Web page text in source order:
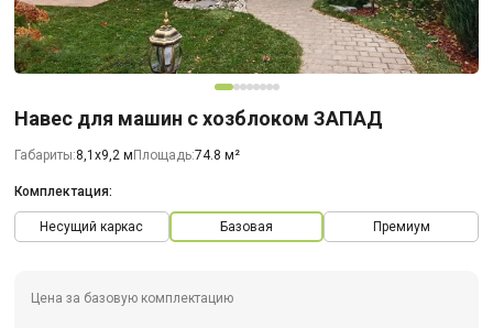
Навес для машин с хозблоком ЗАПАД
Габариты:8,1х9,2 м Площадь:74.8 м²
Комплектация:
Несущий каркас Базовая Премиум
Цена за базовую комплектацию